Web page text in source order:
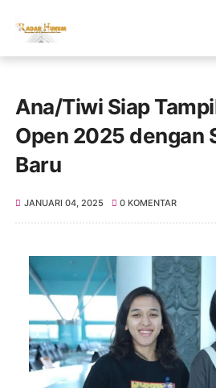
Ana/Tiwi Siap
Open 2025 dengan
Baru
JANUARI 04, 2025 0 KOMENTAR